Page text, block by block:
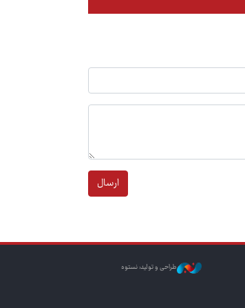
ارسال
طراحی و تولید: نستوه